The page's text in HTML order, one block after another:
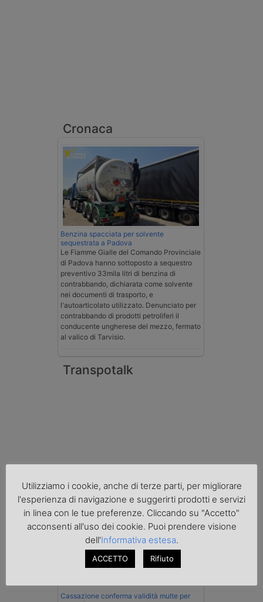
Cronaca
Benzina spacciata per solvente
sequestrata a Padova
Le Fiamme Gialle del Comando Provinciale
di Padova hanno sottoposto a sequestro
preventivo 33mila litri di benzina di
contrabbando, dichiarata come solvente
nei documenti di trasporto, e
l'autoarticolato utilizzato. Denunciato per
contrabbando di prodotti petroliferi il
conducente ungherese del mezzo, fermato
al valico di Tarvisio.
Transpotalk
Normativa
La riforma del Codice della Strada punta
sull’autotrasporto
Imprenditore di Prato assolto per infortunio
Cassazione conferma validità multe per
Utilizziamo i cookie, anche di terze parti, per migliorare
l'esperienza di navigazione e suggerirti prodotti e servizi
in linea con le tue preferenze. Cliccando su "Accetto"
acconsenti all'uso dei cookie. Puoi prendere visione
dell'Informativa estesa.
ACCETTO Rifiuto